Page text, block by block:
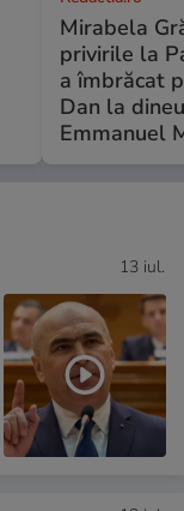
Mirabela
privirile la
a îmbrăcat
Dan la
Emmanuel
13 iul.